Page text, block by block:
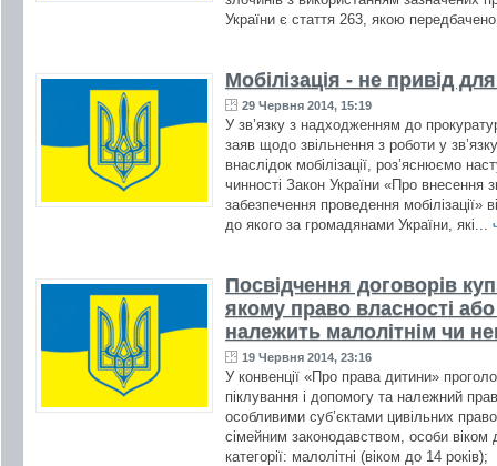
України є стаття 263, якою
Мобілізація - не привід
29 Червня 2014, 15:19
У зв’язку з надходженням до
заяв щодо звільнення з роботи у
внаслідок мобілізації, роз’яснюємо
чинності Закон України «Про внесення
забезпечення проведення
до якого за громадянами України, які...
Посвідчення договорів
якому право власності
належить малолітнім чи
19 Червня 2014, 23:16
У конвенції «Про права дитини»
піклування і допомогу та належний
особливими суб’єктами цивільних
сімейним законодавством, особи віком
категорії: малолітні (віком до 14